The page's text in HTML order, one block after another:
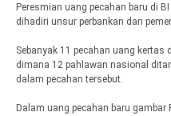
Peresmian uang pecahan baru di
dihadiri unsur perbankan dan
Sebanyak 11 pecahan uang
dimana 12 pahlawan nasional
dalam pecahan tersebut.
Dalam uang pecahan baru